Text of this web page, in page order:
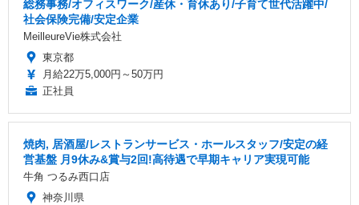
総務事務/オフィスワーク/産休・育休あり/子育て世代活躍中/
社会保険完備/安定企業
MeilleureVie株式会社
東京都
月給22万5,000円～50万円
正社員
焼肉, 居酒屋/レストランサービス・ホールスタッフ/安定の経
営基盤 月9休み&賞与2回!高待遇で早期キャリア実現可能
牛角 つるみ西口店
神奈川県